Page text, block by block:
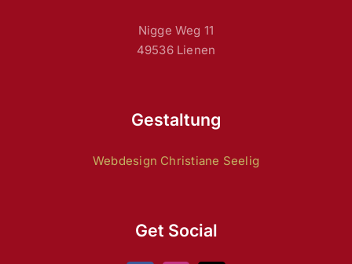
Nigge Weg 11
49536 Lienen
Gestaltung
Webdesign Christiane Seelig
Get Social